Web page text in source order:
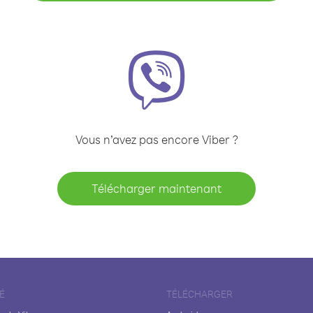
Vous n’avez pas encore Viber ?
Télécharger maintenant
TÉLÉCHARGER